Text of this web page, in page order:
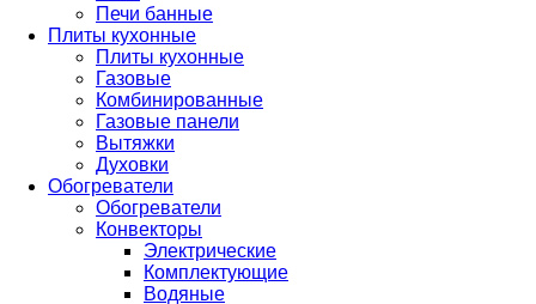
Печи банные
Плиты кухонные
Плиты кухонные
Газовые
Комбинированные
Газовые панели
Вытяжки
Духовки
Обогреватели
Обогреватели
Конвекторы
Электрические
Комплектующие
Водяные